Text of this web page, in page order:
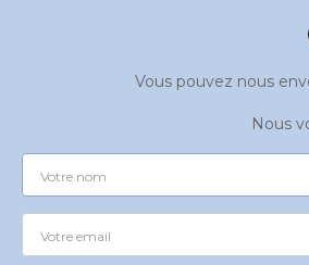
Vous pouvez nous
Nous